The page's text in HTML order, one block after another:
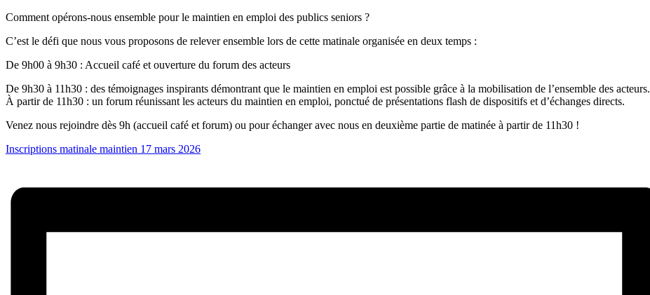
Comment opérons-nous ensemble pour le maintien en emploi des publics seniors ?
C’est le défi que nous vous proposons de relever ensemble lors de cette matinale organisée en deux temps :
De 9h00 à 9h30 : Accueil café et ouverture du forum des acteurs
De 9h30 à 11h30 : des témoignages inspirants démontrant que le maintien en emploi est possible grâce à la mobilisation de l’ensemble des acteurs.
À partir de 11h30 : un forum réunissant les acteurs du maintien en emploi, ponctué de présentations flash de dispositifs et d’échanges directs.
Venez nous rejoindre dès 9h (accueil café et forum) ou pour échanger avec nous en deuxième partie de matinée à partir de 11h30 !
Inscriptions matinale maintien 17 mars 2026